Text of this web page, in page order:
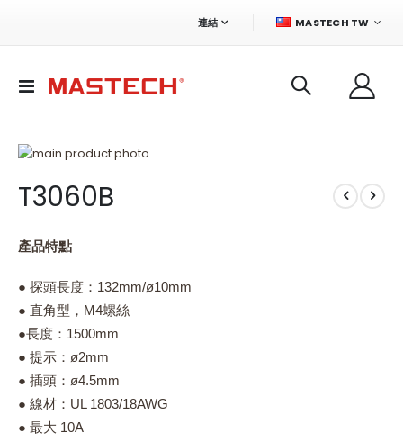
連結
語
MASTECH TW
切
Skip
the
end
the
gallery
to
the
of
images
gallery
T3060B
產品特點
● 探頭長度：132mm/ø10mm
● 直角型，M4螺絲
●長度：1500mm
● 提示：ø2mm
● 插頭：ø4.5mm
● 線材：UL 1803/18AWG
● 最大 10A